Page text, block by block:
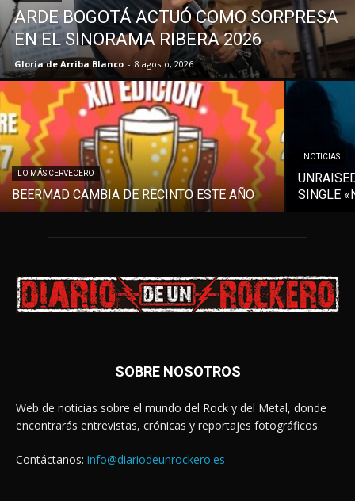
ARDE BOGOTÁ ACTUÓ COMO SORPRESA
EN EL SINORAMA RIBERA 2026
Gloria de Arriba Blanco - 8 agosto, 2026
LO MÁS CERVECERO
BEERMAD CAMBIA DE RECINTO ESTE AÑO
NOTICIAS
SINGLE
SOBRE NOSOTROS
Web de noticias sobre el mundo del Rock y del Metal, donde
encontrarás entrevistas, crónicas y reportajes fotográficos.
Contáctanos: info@diariodeunrockero.es